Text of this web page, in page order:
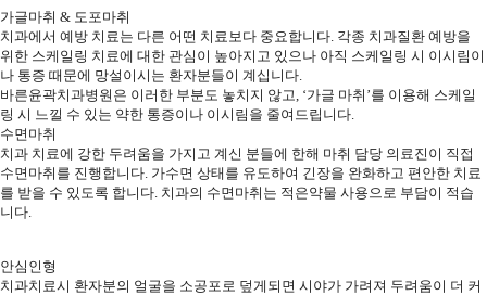
가글마취 & 도포마취
치과에서 예방 치료는 다른 어떤 치료보다 중요합니다. 각종 치과질환 예방을
위한 스케일링 치료에 대한 관심이 높아지고 있으나 아직 스케일링 시 이시림이
나 통증 때문에 망설이시는 환자분들이 계십니다.
바른윤곽치과병원은 이러한 부분도 놓치지 않고, ‘가글 마취’를 이용해 스케일
링 시 느낄 수 있는 약한 통증이나 이시림을 줄여드립니다.
수면마취
치과 치료에 강한 두려움을 가지고 계신 분들에 한해 마취 담당 의료진이 직접
수면마취를 진행합니다. 가수면 상태를 유도하여 긴장을 완화하고 편안한 치료
를 받을 수 있도록 합니다. 치과의 수면마취는 적은약물 사용으로 부담이 적습
니다.
안심인형
치과치료시 환자분의 얼굴을 소공포로 덮게되면 시야가 가려져 두려움이 더 커